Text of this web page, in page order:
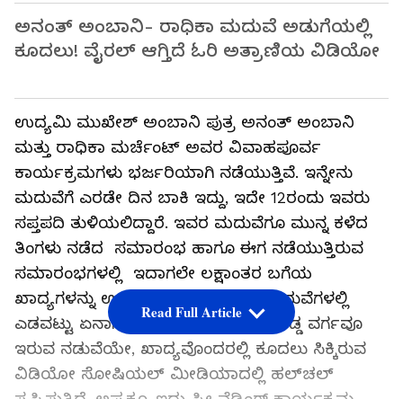
ಅನಂತ್​ ಅಂಬಾನಿ- ರಾಧಿಕಾ ಮದುವೆ ಅಡುಗೆಯಲ್ಲಿ
ಕೂದಲು! ವೈರಲ್​ ಆಗ್ತಿದೆ ಓರಿ ಅತ್ರಾಣಿಯ ವಿಡಿಯೋ
ಉದ್ಯಮಿ ಮುಖೇಶ್​ ಅಂಬಾನಿ ಪುತ್ರ ಅನಂತ್ ಅಂಬಾನಿ
ಮತ್ತು ರಾಧಿಕಾ ಮರ್ಚೆಂಟ್ ಅವರ ವಿವಾಹಪೂರ್ವ
ಕಾರ್ಯಕ್ರಮಗಳು ಭರ್ಜರಿಯಾಗಿ ನಡೆಯುತ್ತಿವೆ. ಇನ್ನೇನು
ಮದುವೆಗೆ ಎರಡೇ ದಿನ ಬಾಕಿ ಇದ್ದು, ಇದೇ 12ರಂದು ಇವರು
ಸಪ್ತಪದಿ ತುಳಿಯಲಿದ್ದಾರೆ. ಇವರ ಮದುವೆಗೂ ಮುನ್ನ ಕಳೆದ
ತಿಂಗಳು ನಡೆದ ಸಮಾರಂಭ ಹಾಗೂ ಈಗ ನಡೆಯುತ್ತಿರುವ
ಸಮಾರಂಭಗಳಲ್ಲಿ ಇದಾಗಲೇ ಲಕ್ಷಾಂತರ ಬಗೆಯ
ಖಾದ್ಯಗಳನ್ನು ಉಣಬಡಿಸಲಾಗಿದೆ. ಇಂಥ ಮದುವೆಗಳಲ್ಲಿ
ಎಡವಟ್ಟು ಏನಾಗುತ್ತದೆ ಎಂದು ಕಾಯುವ ದೊಡ್ಡ ವರ್ಗವೂ
ಇರುವ ನಡುವೆಯೇ, ಖಾದ್ಯವೊಂದರಲ್ಲಿ ಕೂದಲು ಸಿಕ್ಕಿರುವ
ವಿಡಿಯೋ ಸೋಷಿಯಲ್​ ಮೀಡಿಯಾದಲ್ಲಿ ಹಲ್​ಚಲ್​
Read Full Article